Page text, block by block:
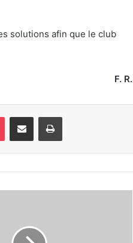
solutions afin que le club
F. R.
Pocket Partager par email Imprimer